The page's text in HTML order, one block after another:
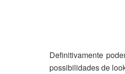
Definitivamente
possibilidades de